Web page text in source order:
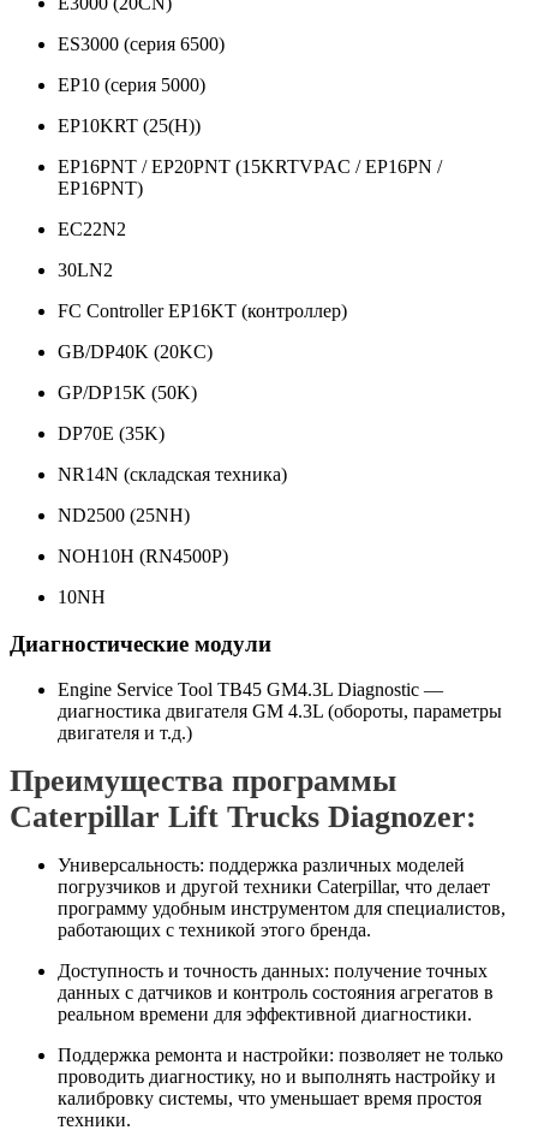
ES3000 (серия 6500)
EP10 (серия 5000)
EP10KRT (25(H))
EP16PNT / EP20PNT (15KRTVPAC / EP16PN /
EP16PNT)
EC22N2
30LN2
FC Controller EP16KT (контроллер)
GB/DP40K (20KC)
GP/DP15K (50K)
DP70E (35K)
NR14N (складская техника)
ND2500 (25NH)
NOH10H (RN4500P)
10NH
Диагностические модули
Engine Service Tool TB45 GM4.3L Diagnostic —
диагностика двигателя GM 4.3L (обороты, параметры
двигателя и т.д.)
Преимущества программы
Caterpillar Lift Trucks Diagnozer:
Универсальность: поддержка различных моделей
погрузчиков и другой техники Caterpillar, что делает
программу удобным инструментом для специалистов,
работающих с техникой этого бренда.
Доступность и точность данных: получение точных
данных с датчиков и контроль состояния агрегатов в
реальном времени для эффективной диагностики.
Поддержка ремонта и настройки: позволяет не только
проводить диагностику, но и выполнять настройку и
калибровку системы, что уменьшает время простоя
техники.